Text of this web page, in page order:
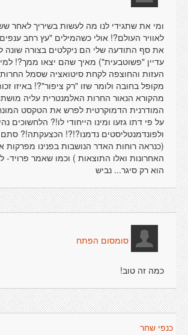
ומי את שתגידי לנו מה לעשות בשיריך לאחר
לאוויר העולם?! אולי כשהמילים "עץ רחב
את סף התודעה שלי הם ניקלטים בצורה שונה
עדיין "פשוטבעית") מאיך שהם יצאו ממך?! למי
העזות והחוצפה לקחת סיטואציה שסמל
מקופל בחובה ולומר שזו "רק ציפור"?! באיזו
מהקורא הנאור החרות האלמנטרית עליה
המודרנית הדמוקרטית לפרש את הטקסט
על פי דתו גזעו ומינו הייחודי לו!? הלחשוכים
ולפונדמנטליסטים נדמנו?!?! הכצעקתה!?
(כנראה רוחות האדר הנושבות בפנינו מפרקות
האחרונות ואלו התוצאות ) וכמו שאמר פרויד-
הוא רק סיגר... נביש
סומסום הפתח
כמה זה טוב!
כנפי שחר